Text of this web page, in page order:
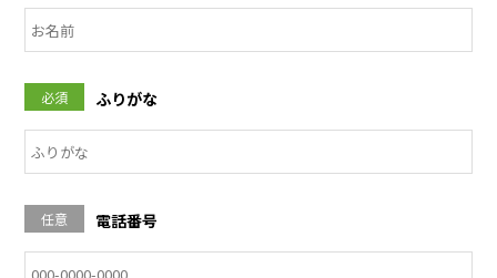
必須 ふりがな
任意 電話番号